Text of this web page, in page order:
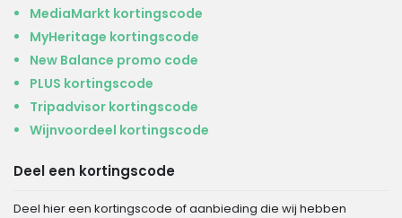
MediaMarkt kortingscode
MyHeritage kortingscode
New Balance promo code
PLUS kortingscode
Tripadvisor kortingscode
Wijnvoordeel kortingscode
Deel een kortingscode
Deel hier een kortingscode of aanbieding die wij hebben